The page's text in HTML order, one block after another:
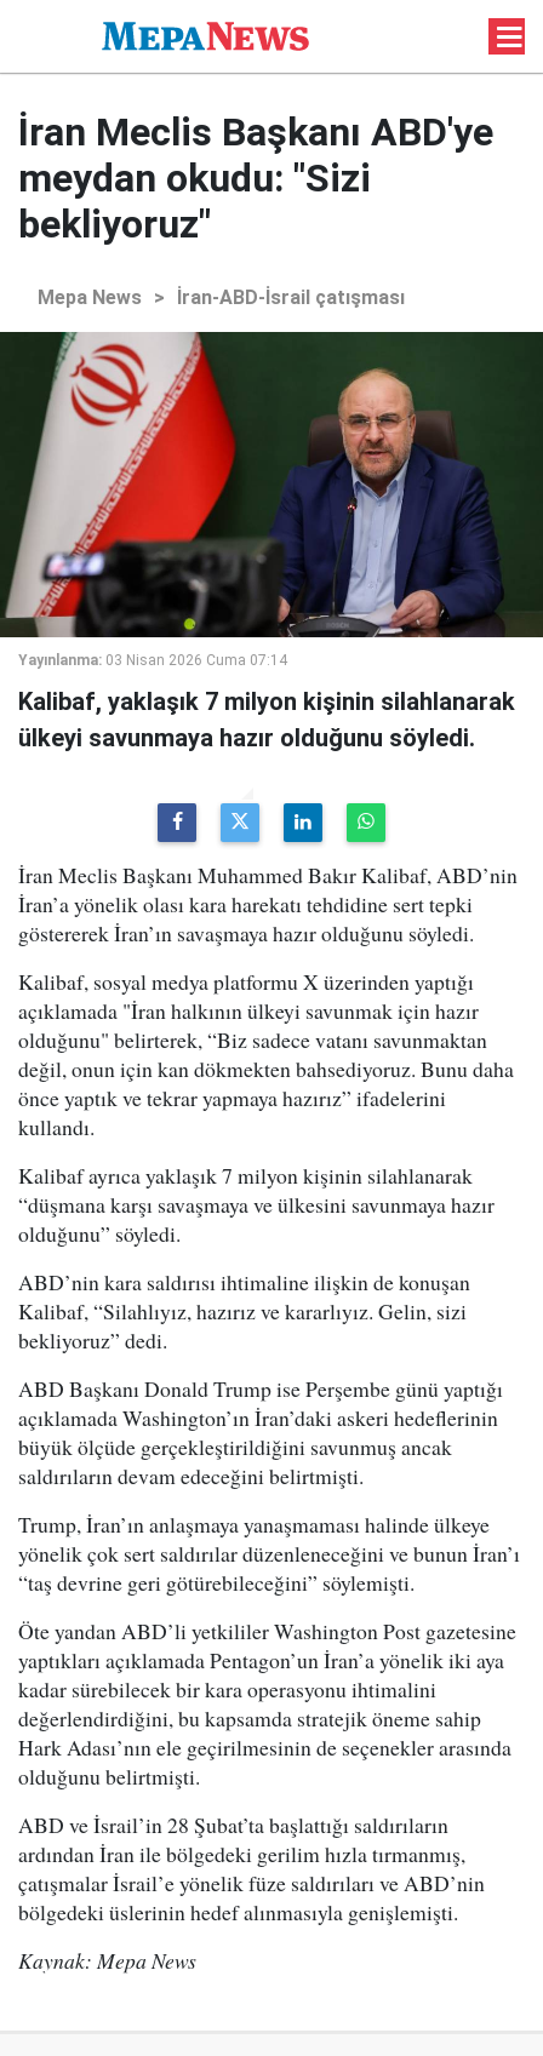
İran Meclis Başkanı ABD'ye
meydan okudu: "Sizi
bekliyoruz"
Mepa News > İran-ABD-İsrail çatışması
Yayınlanma: 03 Nisan 2026 Cuma 07:14
Kalibaf, yaklaşık 7 milyon kişinin silahlanarak
ülkeyi savunmaya hazır olduğunu söyledi.
İran Meclis Başkanı Muhammed Bakır Kalibaf, ABD’nin
İran’a yönelik olası kara harekatı tehdidine sert tepki
göstererek İran’ın savaşmaya hazır olduğunu söyledi.
Kalibaf, sosyal medya platformu X üzerinden yaptığı
açıklamada "İran halkının ülkeyi savunmak için hazır
olduğunu" belirterek, “Biz sadece vatanı savunmaktan
değil, onun için kan dökmekten bahsediyoruz. Bunu daha
önce yaptık ve tekrar yapmaya hazırız” ifadelerini
kullandı.
Kalibaf ayrıca yaklaşık 7 milyon kişinin silahlanarak
“düşmana karşı savaşmaya ve ülkesini savunmaya hazır
olduğunu” söyledi.
ABD’nin kara saldırısı ihtimaline ilişkin de konuşan
Kalibaf, “Silahlıyız, hazırız ve kararlıyız. Gelin, sizi
bekliyoruz” dedi.
ABD Başkanı Donald Trump ise Perşembe günü yaptığı
açıklamada Washington’ın İran’daki askeri hedeflerinin
büyük ölçüde gerçekleştirildiğini savunmuş ancak
saldırıların devam edeceğini belirtmişti.
Trump, İran’ın anlaşmaya yanaşmaması halinde ülkeye
yönelik çok sert saldırılar düzenleneceğini ve bunun İran’ı
“taş devrine geri götürebileceğini” söylemişti.
Öte yandan ABD’li yetkililer Washington Post gazetesine
yaptıkları açıklamada Pentagon’un İran’a yönelik iki aya
kadar sürebilecek bir kara operasyonu ihtimalini
değerlendirdiğini, bu kapsamda stratejik öneme sahip
Hark Adası’nın ele geçirilmesinin de seçenekler arasında
olduğunu belirtmişti.
ABD ve İsrail’in 28 Şubat’ta başlattığı saldırıların
ardından İran ile bölgedeki gerilim hızla tırmanmış,
çatışmalar İsrail’e yönelik füze saldırıları ve ABD’nin
bölgedeki üslerinin hedef alınmasıyla genişlemişti.
Kaynak: Mepa News